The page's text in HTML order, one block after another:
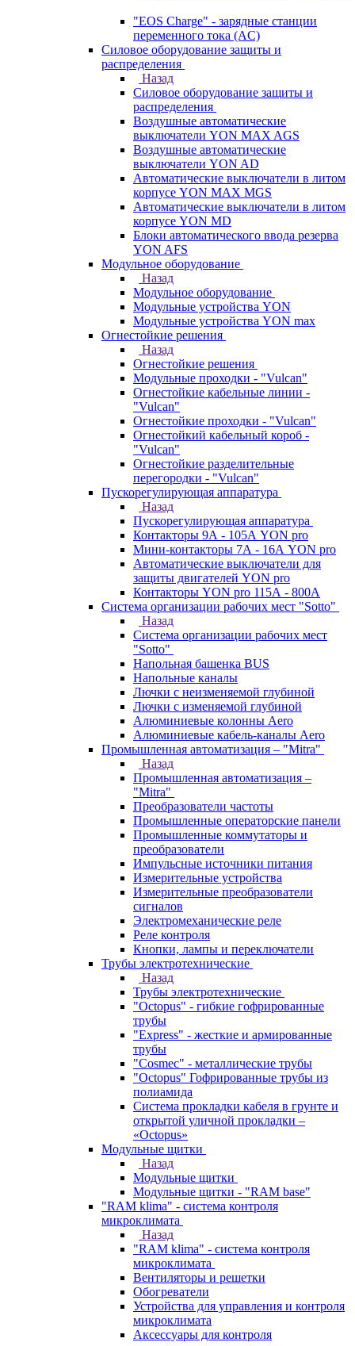
"EOS Charge" - зарядные станции
переменного тока (AC)
Силовое оборудование защиты и
распределения
Назад
Силовое оборудование защиты и
распределения
Воздушные автоматические
выключатели YON MAX AGS
Воздушные автоматические
выключатели YON AD
Автоматические выключатели в литом
корпусе YON MAX MGS
Автоматические выключатели в литом
корпусе YON MD
Блоки автоматического ввода резерва
YON AFS
Модульное оборудование
Назад
Модульное оборудование
Модульные устройства YON
Модульные устройства YON max
Огнестойкие решения
Назад
Огнестойкие решения
Модульные проходки - "Vulcan"
Огнестойкие кабельные линии -
"Vulcan"
Огнестойкие проходки - "Vulcan"
Огнестойкий кабельный короб -
"Vulcan"
Огнестойкие разделительные
перегородки - "Vulcan"
Пускорегулирующая аппаратура
Назад
Пускорегулирующая аппаратура
Контакторы 9А - 105А YON pro
Мини-контакторы 7А - 16А YON pro
Автоматические выключатели для
защиты двигателей YON pro
Контакторы YON pro 115А - 800А
Система организации рабочих мест "Sotto"
Назад
Система организации рабочих мест
"Sotto"
Напольная башенка BUS
Напольные каналы
Лючки с неизменяемой глубиной
Лючки с изменяемой глубиной
Алюминиевые колонны Aero
Алюминиевые кабель-каналы Aero
Промышленная автоматизация – "Mitra"
Назад
Промышленная автоматизация –
"Mitra"
Преобразователи частоты
Промышленные операторские панели
Промышленные коммутаторы и
преобразователи
Импульсные источники питания
Измерительные устройства
Измерительные преобразователи
сигналов
Электромеханические реле
Реле контроля
Кнопки, лампы и переключатели
Трубы электротехнические
Назад
Трубы электротехнические
"Octopus" - гибкие гофрированные
трубы
"Express" - жесткие и армированные
трубы
"Cosmec" - металлические трубы
"Octopus" Гофрированные трубы из
полиамида
Система прокладки кабеля в грунте и
открытой уличной прокладки –
«Octopus»
Модульные щитки
Назад
Модульные щитки
Модульные щитки - "RAM base"
"RAM klima" - система контроля
микроклимата
Назад
"RAM klima" - система контроля
микроклимата
Вентиляторы и решетки
Обогреватели
Устройства для управления и контроля
микроклимата
Аксессуары для контроля